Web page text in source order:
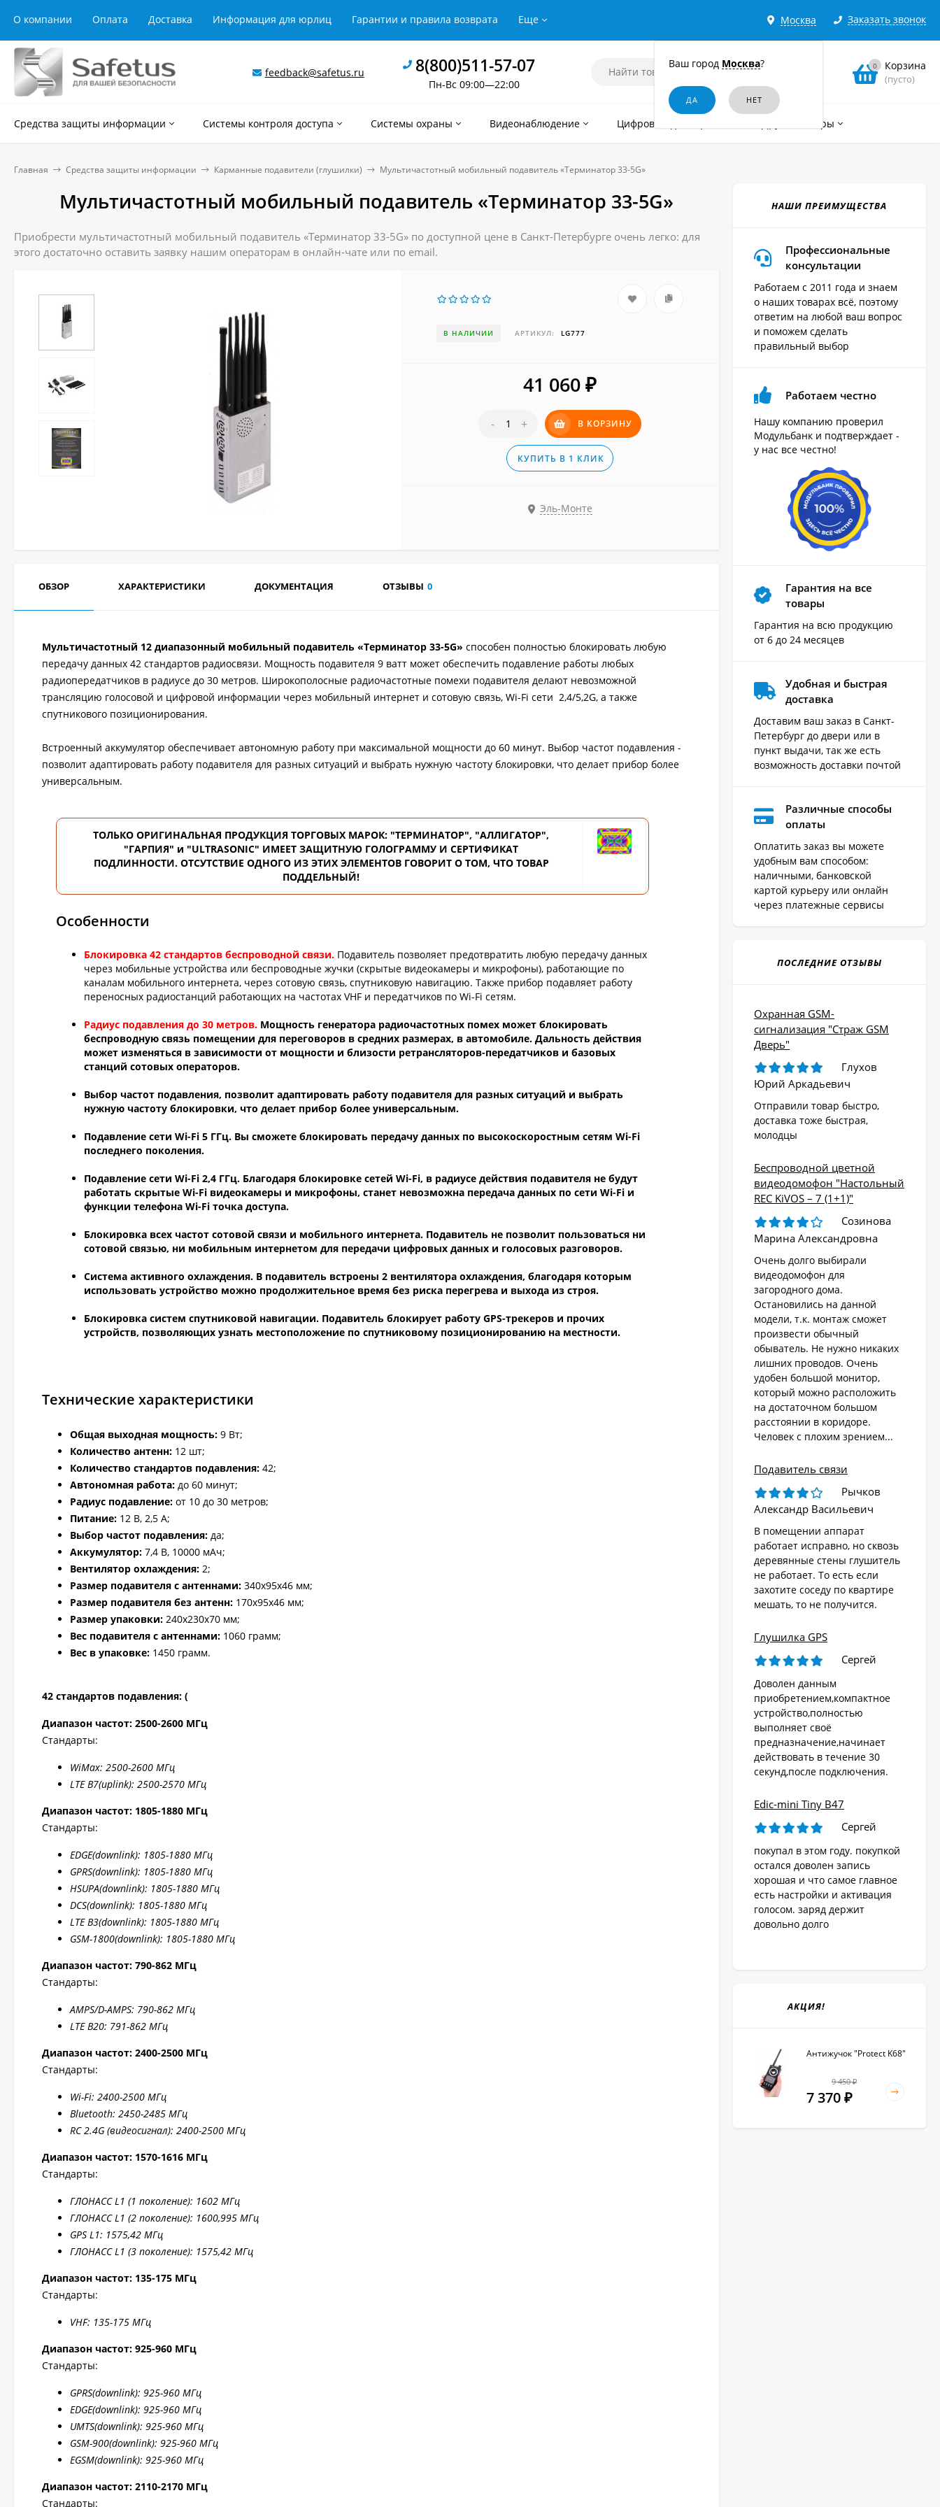
Москва
Ваш город Москва?
Заказать звонок
О компании Оплата Доставка Информация для юрлиц Гарантии и правила возврата Еще
feedback@safetus.ru 8(800)511-57-07
Пн-Вс 09:00—22:00
0 Корзина
(пусто)
Средства защиты информации Системы контроля доступа Системы охраны Видеонаблюдение Цифровые диктофоны Другие товары
Главная Средства защиты информации Карманные подавители (глушилки) Мультичастотный мобильный подавитель «Терминатор 33-5G»
Мультичастотный мобильный подавитель «Терминатор 33-5G»
Приобрести мультичастотный мобильный подавитель «Терминатор 33-5G» по доступной цене в Санкт-Петербурге очень легко: для
этого достаточно оставить заявку нашим операторам в онлайн-чате или по email.
В НАЛИЧИИ АРТИКУЛ: LG777
41 060₽
- + В КОРЗИНУ
КУПИТЬ В 1 КЛИК
Эль-Монте
ОБЗОР ХАРАКТЕРИСТИКИ ДОКУМЕНТАЦИЯ ОТЗЫВЫ 0
Мультичастотный 12 диапазонный мобильный подавитель «Терминатор 33-5G» способен полностью блокировать любую
передачу данных 42 стандартов радиосвязи. Мощность подавителя 9 ватт может обеспечить подавление работы любых
радиопередатчиков в радиусе до 30 метров. Широкополосные радиочастотные помехи подавителя делают невозможной
трансляцию голосовой и цифровой информации через мобильный интернет и сотовую связь, Wi-Fi сети 2,4/5,2G, а также
спутникового позиционирования.
Встроенный аккумулятор обеспечивает автономную работу при максимальной мощности до 60 минут. Выбор частот подавления -
позволит адаптировать работу подавителя для разных ситуаций и выбрать нужную частоту блокировки, что делает прибор более
универсальным.
ТОЛЬКО ОРИГИНАЛЬНАЯ ПРОДУКЦИЯ ТОРГОВЫХ МАРОК: "ТЕРМИНАТОР", "АЛЛИГАТОР",
"ГАРПИЯ" и "ULTRASONIC" ИМЕЕТ ЗАЩИТНУЮ ГОЛОГРАММУ И СЕРТИФИКАТ
ПОДЛИННОСТИ. ОТСУТСТВИЕ ОДНОГО ИЗ ЭТИХ ЭЛЕМЕНТОВ ГОВОРИТ О ТОМ, ЧТО ТОВАР
ПОДДЕЛЬНЫЙ!
Особенности
Блокировка 42 стандартов беспроводной связи. Подавитель позволяет предотвратить любую передачу данных
через мобильные устройства или беспроводные жучки (скрытые видеокамеры и микрофоны), работающие по
каналам мобильного интернета, через сотовую связь, спутниковую навигацию. Также прибор подавляет работу
переносных радиостанций работающих на частотах VHF и передатчиков по Wi-Fi сетям.
Радиус подавления до 30 метров. Мощность генератора радиочастотных помех может блокировать
беспроводную связь помещении для переговоров в средних размерах, в автомобиле. Дальность действия
может изменяться в зависимости от мощности и близости ретрансляторов-передатчиков и базовых
станций сотовых операторов.
Выбор частот подавления, позволит адаптировать работу подавителя для разных ситуаций и выбрать
нужную частоту блокировки, что делает прибор более универсальным.
Подавление сети Wi-Fi 5 ГГц. Вы сможете блокировать передачу данных по высокоскоростным сетям Wi-Fi
последнего поколения.
Подавление сети Wi-Fi 2,4 ГГц. Благодаря блокировке сетей Wi-Fi, в радиусе действия подавителя не будут
работать скрытые Wi-Fi видеокамеры и микрофоны, станет невозможна передача данных по сети Wi-Fi и
функции телефона Wi-Fi точка доступа.
Блокировка всех частот сотовой связи и мобильного интернета. Подавитель не позволит пользоваться ни
сотовой связью, ни мобильным интернетом для передачи цифровых данных и голосовых разговоров.
Система активного охлаждения. В подавитель встроены 2 вентилятора охлаждения, благодаря которым
использовать устройство можно продолжительное время без риска перегрева и выхода из строя.
Блокировка систем спутниковой навигации. Подавитель блокирует работу GPS-трекеров и прочих
устройств, позволяющих узнать местоположение по спутниковому позиционированию на местности.
Технические характеристики
Общая выходная мощность: 9 Вт;
Количество антенн: 12 шт;
Количество стандартов подавления: 42;
Автономная работа: до 60 минут;
Радиус подавление: от 10 до 30 метров;
Питание: 12 В, 2,5 А;
Выбор частот подавления: да;
Аккумулятор: 7,4 В, 10000 мАч;
Вентилятор охлаждения: 2;
Размер подавителя с антеннами: 340x95x46 мм;
Размер подавителя без антенн: 170x95x46 мм;
Размер упаковки: 240x230x70 мм;
Вес подавителя с антеннами: 1060 грамм;
Вес в упаковке: 1450 грамм.
42 стандартов подавления: (
Диапазон частот: 2500-2600 МГц
Стандарты:
WiMax: 2500-2600 МГц
LTE B7(uplink): 2500-2570 МГц
Диапазон частот: 1805-1880 МГц
Стандарты:
EDGE(downlink): 1805-1880 МГц
GPRS(downlink): 1805-1880 МГц
HSUPA(downlink): 1805-1880 МГц
DCS(downlink): 1805-1880 МГц
LTE B3(downlink): 1805-1880 МГц
GSM-1800(downlink): 1805-1880 МГц
Диапазон частот: 790-862 МГц
Стандарты:
AMPS/D-AMPS: 790-862 МГц
LTE B20: 791-862 МГц
Диапазон частот: 2400-2500 МГц
Стандарты:
Wi-Fi: 2400-2500 МГц
Bluetooth: 2450-2485 МГц
RC 2.4G (видеосигнал): 2400-2500 МГц
Диапазон частот: 1570-1616 МГц
Стандарты:
ГЛОНАСС L1 (1 поколение): 1602 МГц
ГЛОНАСС L1 (2 поколение): 1600,995 МГц
GPS L1: 1575,42 МГц
ГЛОНАСС L1 (3 поколение): 1575,42 МГц
Диапазон частот: 135-175 МГц
Стандарты:
VHF: 135-175 МГц
Диапазон частот: 925-960 МГц
Стандарты:
GPRS(downlink): 925-960 МГц
EDGE(downlink): 925-960 МГц
UMTS(downlink): 925-960 МГц
GSM-900(downlink): 925-960 МГц
EGSM(downlink): 925-960 МГц
Диапазон частот: 2110-2170 МГц
Стандарты:
НАШИ ПРЕИМУЩЕСТВА
Профессиональные
консультации
Работаем с 2011 года и знаем
о наших товарах всё, поэтому
ответим на любой ваш вопрос
и поможем сделать
правильный выбор
Работаем честно
Нашу компанию проверил
Модульбанк и подтверждает -
у нас все честно!
Гарантия на все
товары
Гарантия на всю продукцию
от 6 до 24 месяцев
Удобная и быстрая
доставка
Доставим ваш заказ в Санкт-
Петербург до двери или в
пункт выдачи, так же есть
возможность доставки почтой
Различные способы
оплаты
Оплатить заказ вы можете
удобным вам способом:
наличными, банковской
картой курьеру или онлайн
через платежные сервисы
ПОСЛЕДНИЕ ОТЗЫВЫ
Охранная GSM-
сигнализация "Страж GSM
Дверь"
Глухов
Юрий Аркадьевич
Отправили товар быстро,
доставка тоже быстрая,
молодцы
Беспроводной цветной
видеодомофон "Настольный
REC KiVOS – 7 (1+1)"
Созинова
Марина Александровна
Очень долго выбирали
видеодомофон для
загородного дома.
Остановились на данной
модели, т.к. монтаж сможет
произвести обычный
обыватель. Не нужно никаких
лишних проводов. Очень
удобен большой монитор,
который можно расположить
на достаточном большом
расстоянии в коридоре.
Человек с плохим зрением...
Подавитель связи
Рычков
Александр Васильевич
В помещении аппарат
работает исправно, но сквозь
деревянные стены глушитель
не работает. То есть если
захотите соседу по квартире
мешать, то не получится.
Глушилка GPS
Сергей
Доволен данным
приобретением,компактное
устройство,полностью
выполняет своё
предназначение,начинает
действовать в течение 30
секунд,после подключения.
Edic-mini Tiny B47
Сергей
покупал в этом году. покупкой
остался доволен запись
хорошая и что самое главное
есть настройки и активация
голосом. заряд держит
довольно долго
АКЦИЯ!
Антижучок "Protect K68"
9 450₽
7 370 ₽